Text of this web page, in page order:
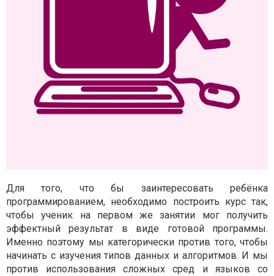
Для того, что бы заинтересовать ребёнка
программированием, необходимо построить курс так,
чтобы ученик на первом же занятии мог получить
эффектный результат в виде готовой программы.
Именно поэтому мы категорически против того, чтобы
начинать с изучения типов данных и алгоритмов. И мы
против использования сложных сред и языков со